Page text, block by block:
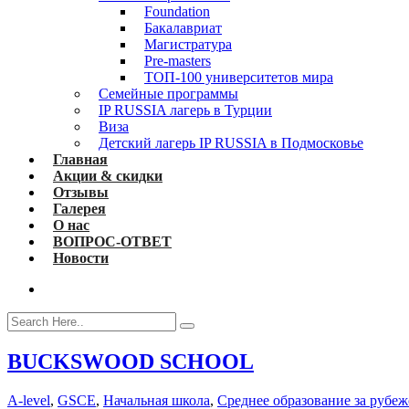
Foundation
Бакалавриат
Магистратура
Pre-masters
ТОП-100 университетов мира
Семейные программы
IP RUSSIA лагерь в Турции
Виза
Детский лагерь IP RUSSIA в Подмосковье
Главная
Акции & скидки
Отзывы
Галерея
О нас
ВОПРОС-ОТВЕТ
Новости
BUCKSWOOD SCHOOL
A-level, GSCE, Начальная школа, Среднее образование за